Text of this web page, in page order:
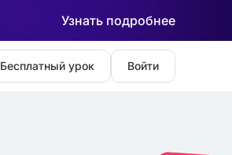
Узнать подробнее
Бесплатный урок Войти